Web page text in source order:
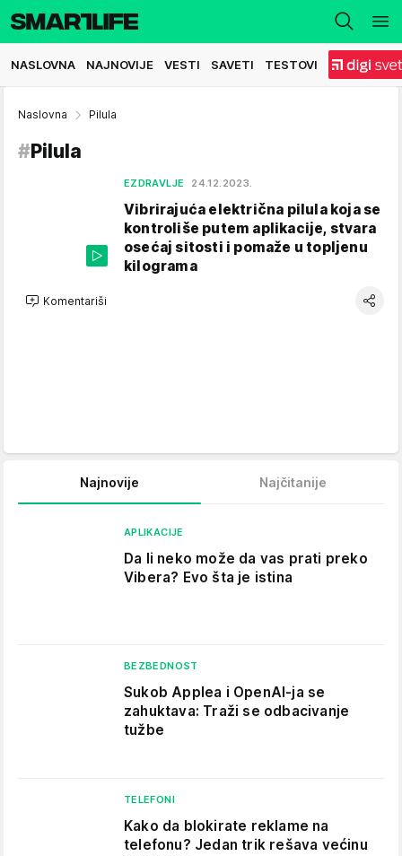
NASLOVNA NAJNOVIJE VESTI SAVETI TESTOVI
Naslovna Pilula
#Pilula
EZDRAVLJE 24.12.2023.
Vibrirajuća električna pilula koja se
kontroliše putem aplikacije, stvara
osećaj sitosti i pomaže u topljenu
kilograma
Komentariši
Najnovije Najčitanije
APLIKACIJE
Da li neko može da vas prati preko
Vibera? Evo šta je istina
BEZBEDNOST
Sukob Applea i OpenAI-ja se
zahuktava: Traži se odbacivanje
tužbe
TELEFONI
Kako da blokirate reklame na
telefonu​? Jedan trik rešava većinu